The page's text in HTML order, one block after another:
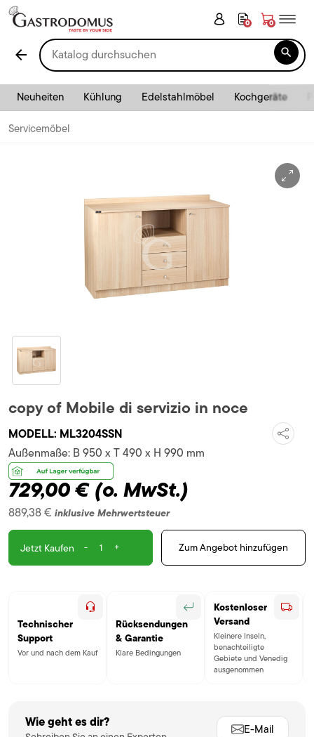
0 0
arrow_back 
Neuheiten Kühlung Edelstahlmöbel Kochgeräte
Servicemöbel
copy of Mobile di servizio in noce
MODELL: ML3204SSN
Außenmaße: B 950 x T 490 x H 990 mm
729,00 €(o. MwSt.)
889,38 € inklusive Mehrwertsteuer
Jetzt Kaufen - + Zum Angebot hinzufügen
Technischer
Support
Vor und nach dem Kauf
Rücksendungen
& Garantie
Klare Bedingungen
Kostenloser
Versand
Kleinere Inseln,
benachteiligte
Gebiete und Venedig
ausgenommen
Wie geht es dir? E-Mail